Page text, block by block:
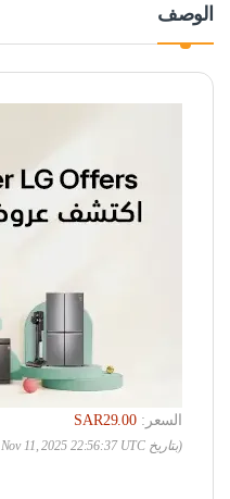
الوصف
السعر:SAR29.00
(بتاريخ Nov 11, 2025 22:56:37 UTC –